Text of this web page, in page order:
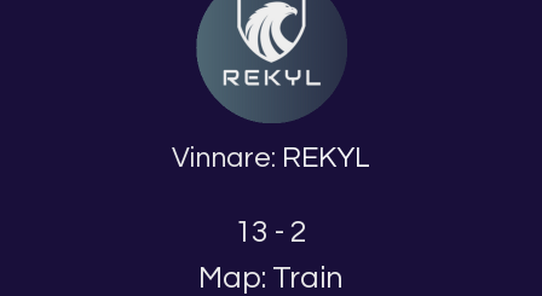
Vinnare: REKYL
13 - 2
Map: Train